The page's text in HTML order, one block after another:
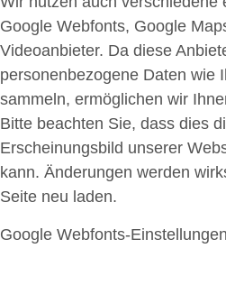
Google Webfonts, Google
Videoanbieter. Da diese
personenbezogene Daten wie
sammeln, ermöglichen wir
Bitte beachten Sie, dass dies
Erscheinungsbild unserer
kann. Änderungen werden
Seite neu laden.
Google Webfonts-